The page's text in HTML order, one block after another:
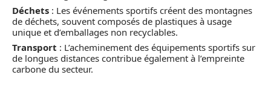
Déchets : Les événements sportifs créent des montagnes
de déchets, souvent composés de plastiques à usage
unique et d’emballages non recyclables.
Transport : L’acheminement des équipements sportifs sur
de longues distances contribue également à l’empreinte
carbone du secteur.